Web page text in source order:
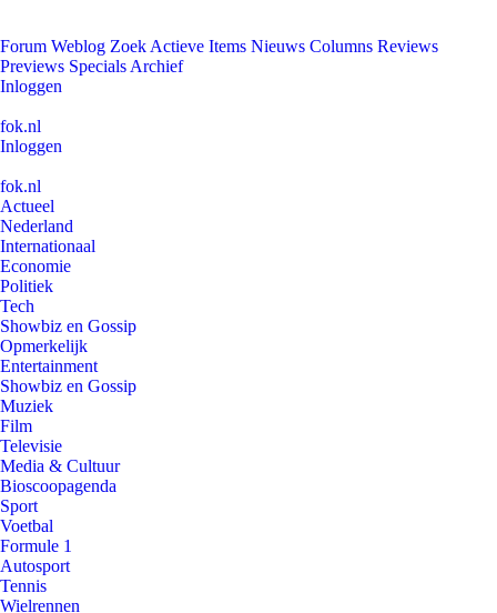
Forum Weblog Zoek Actieve Items Nieuws Columns Reviews
Previews Specials Archief
Inloggen
fok.nl
Inloggen
fok.nl
Actueel
Nederland
Internationaal
Economie
Politiek
Tech
Showbiz en Gossip
Opmerkelijk
Entertainment
Showbiz en Gossip
Muziek
Film
Televisie
Media & Cultuur
Bioscoopagenda
Sport
Voetbal
Formule 1
Autosport
Tennis
Wielrennen